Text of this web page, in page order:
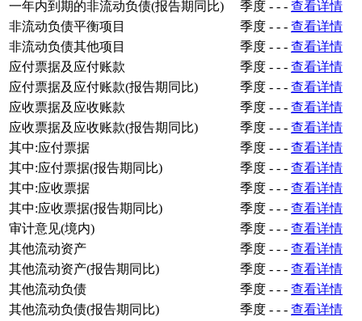
一年内到期的非流动负债(报告期同比) 季度 - - - 查看详情
非流动负债平衡项目
季度 - - - 查看详情
非流动负债其他项目
季度 - - - 查看详情
应付票据及应付账款
季度 - - - 查看详情
应付票据及应付账款(报告期同比)
季度 - - - 查看详情
应收票据及应收账款
季度 - - - 查看详情
应收票据及应收账款(报告期同比)
季度 - - - 查看详情
其中:应付票据
季度 - - - 查看详情
其中:应付票据(报告期同比)
季度 - - - 查看详情
其中:应收票据
季度 - - - 查看详情
其中:应收票据(报告期同比)
季度 - - - 查看详情
审计意见(境内)
季度 - - - 查看详情
其他流动资产
季度 - - - 查看详情
其他流动资产(报告期同比)
季度 - - - 查看详情
其他流动负债
季度 - - - 查看详情
其他流动负债(报告期同比)
季度 - - - 查看详情